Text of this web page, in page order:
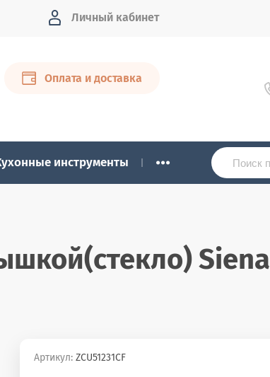
Личный кабинет
Оплата и доставка
инструменты ...
Siena
Артикул:ZCU51231CF